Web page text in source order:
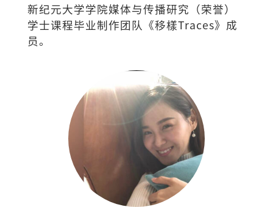
新纪元大学学院媒体与传播研究（荣誉）
学士课程毕业制作团队《移樣Traces》成
员。